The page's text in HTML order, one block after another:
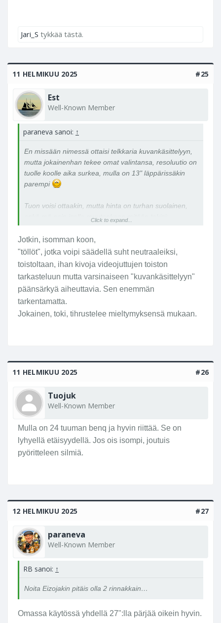
Jari_S tykkää tästä.
11 HELMIKUU 2025 #25
Est
Well-Known Member
paraneva sanoi: ↑
En missään nimessä ottaisi telkkaria kuvankäsittelyyn,
mutta jokainenhan tekee omat valintansa, resoluutio on
tuolle koolle aika surkea, mulla on 13" läppärissäkin
parempi
Tuon voisi ottaakin, mutta hinta on turhan suolainen,
enkä mä noin isolla muutenkaan mitään tekisi:
Verkkokauppa.com
Click to expand...
Jotkin, isomman koon,
"töllöt", jotka voipi säädellä suht neutraaleiksi,
toistoltaan, ihan kivoja videojuttujen toiston
tarkasteluun mutta varsinaiseen "kuvankäsittelyyn"
päänsärkyä aiheuttavia. Sen enemmän
tarkentamatta.
Jokainen, toki, tihrustelee mieltymyksensä mukaan.
11 HELMIKUU 2025 #26
Tuojuk
Well-Known Member
Mulla on 24 tuuman benq ja hyvin riittää. Se on
lyhyellä etäisyydellä. Jos ois isompi, joutuis
pyöritteleen silmiä.
12 HELMIKUU 2025 #27
paraneva
Well-Known Member
RB sanoi: ↑
Noita Eizojakin pitäis olla 2 rinnakkain…
Omassa käytössä yhdellä 27":lla pärjää oikein hyvin.